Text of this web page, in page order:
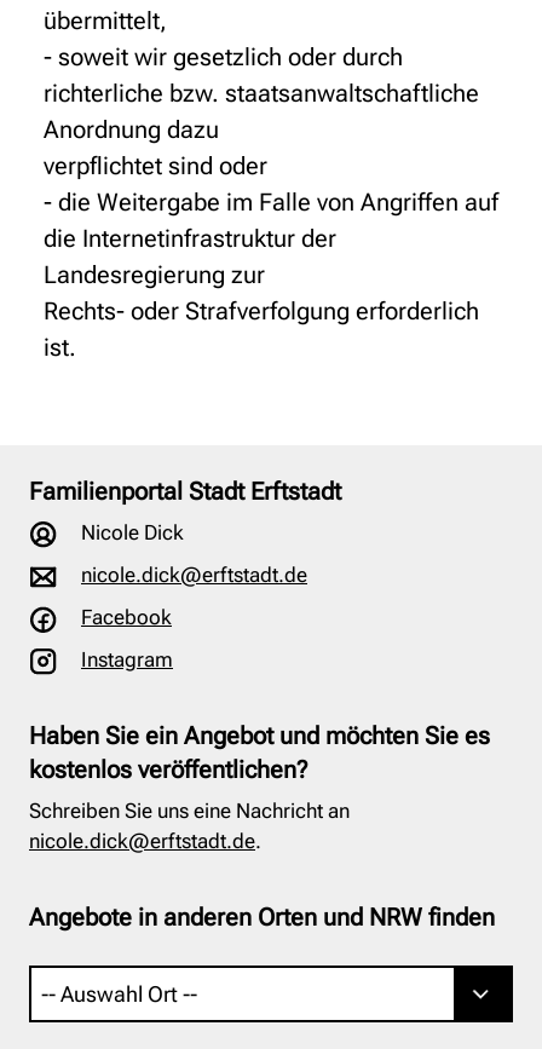
übermittelt,
- soweit wir gesetzlich oder durch
richterliche bzw. staatsanwaltschaftliche
Anordnung dazu
verpflichtet sind oder
- die Weitergabe im Falle von Angriffen auf
die Internetinfrastruktur der
Landesregierung zur
Rechts- oder Strafverfolgung erforderlich
ist.
Familienportal Stadt Erftstadt
Nicole Dick
nicole.dick@erftstadt.de
Facebook
Instagram
Haben Sie ein Angebot und möchten Sie es
kostenlos veröffentlichen?
Schreiben Sie uns eine Nachricht an
nicole.dick@erftstadt.de.
Angebote in anderen Orten und NRW finden